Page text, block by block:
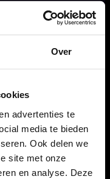
Over
advertenties te
media te bieden
Ook delen we
site met onze
en analyse. Deze
gevoel tijdens het
uitgevoerd als
micro ring grip en het
spelers die serieus